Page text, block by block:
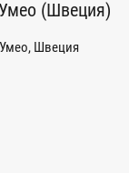
(Швеция)
Умео, Швеция